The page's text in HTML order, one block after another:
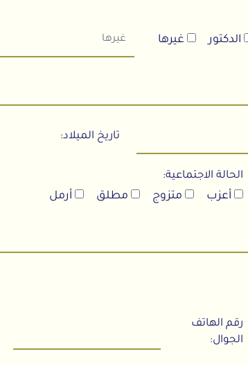
الدكتور غيرها
تاريخ الميلاد:
الحالة الاجتماعية:
أعزب متزوج مطلق أرمل
رقم الهاتف
الجوال: